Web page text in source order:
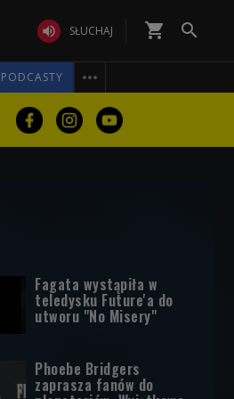
 SŁUCHAJ shopping_cart 
PODCASTY 
Fagata wystąpiła w
teledysku Future'a do
utworu "No Misery"
Phoebe Bridgers
zaprasza fanów do